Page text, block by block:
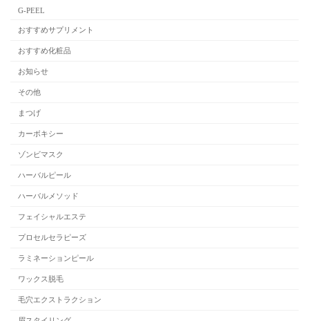
G-PEEL
おすすめサプリメント
おすすめ化粧品
お知らせ
その他
まつげ
カーボキシー
ゾンビマスク
ハーバルピール
ハーバルメソッド
フェイシャルエステ
プロセルセラピーズ
ラミネーションピール
ワックス脱毛
毛穴エクストラクション